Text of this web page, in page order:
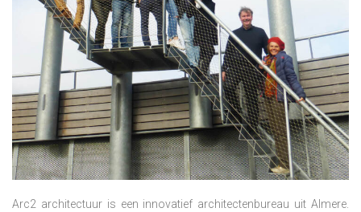
Arc2 architectuur is een innovatief architectenbureau uit Almere.